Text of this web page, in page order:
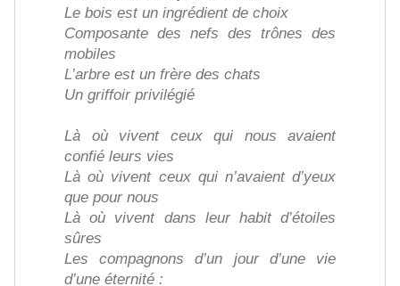
Le bois est un ingrédient de choix
Composante des nefs des trônes des
mobiles
L’arbre est un frère des chats
Un griffoir privilégié
Là où vivent ceux qui nous avaient
confié leurs vies
Là où vivent ceux qui n’avaient d’yeux
que pour nous
Là où vivent dans leur habit d’étoiles
sûres
Les compagnons d’un jour d’une vie
d’une éternité :